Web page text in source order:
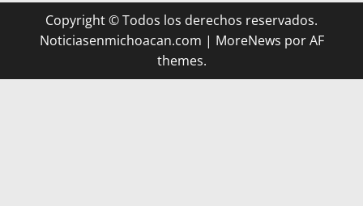
Copyright © Todos los derechos reservados.
Noticiasenmichoacan.com | MoreNews por AF
themes.